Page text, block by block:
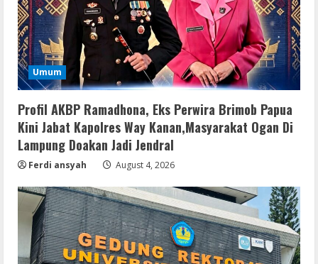
Umum
Profil AKBP Ramadhona, Eks Perwira Brimob Papua
Kini Jabat Kapolres Way Kanan,Masyarakat Ogan Di
Lampung Doakan Jadi Jendral
Ferdi ansyah August 4, 2026
2
Serialers
FL Studio Portable + License Key
[Patch] (x86x64) Stable Unlimited
August 7, 2026